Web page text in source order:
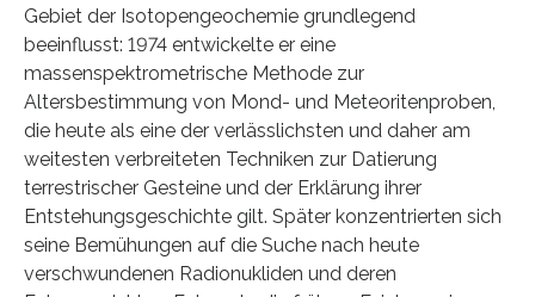
Gebiet der Isotopengeochemie grundlegend
beeinflusst: 1974 entwickelte er eine
massenspektrometrische Methode zur
Altersbestimmung von Mond- und Meteoritenproben,
die heute als eine der verlässlichsten und daher am
weitesten verbreiteten Techniken zur Datierung
terrestrischer Gesteine und der Erklärung ihrer
Entstehungsgeschichte gilt. Später konzentrierten sich
seine Bemühungen auf die Suche nach heute
verschwundenen Radionukliden und deren